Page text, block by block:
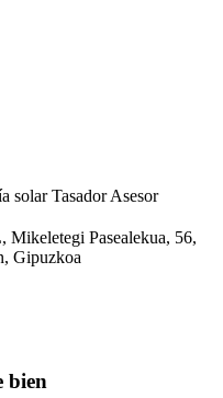
solarTasadorAsesor
Mikeletegi Pasealekua, 56,
Gipuzkoa
bien